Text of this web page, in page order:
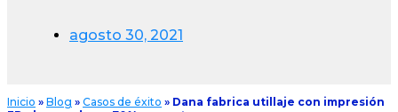
agosto 30, 2021
Inicio » Blog » Casos de éxito » Dana fabrica utillaje con impresión